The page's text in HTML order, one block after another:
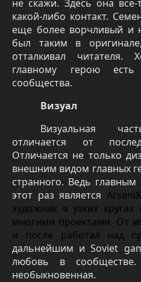
не скажи. Здесь она
какой-либо контакт.
еще более ворчливый и
был таким в
отталкивал
главному герою
сообщества.
Визуал
Визуальная
отличается от
Отличается не только
внешним видом главных
странного. Ведь
этот раз является
художник в узких
многими проектами. От
и после работал над
дальнейшим иSoviet
любовь в
необыкновенная.